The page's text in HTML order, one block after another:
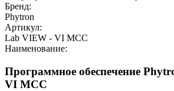
Бренд:
Phytron
Артикул:
Lab VIEW - VI MCC
Наименование:
Программное обеспечение
VI MCC